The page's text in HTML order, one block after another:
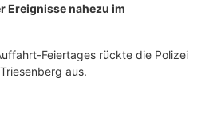
Ereignisse nahezu im
Feiertages rückte die Polizei
aus.